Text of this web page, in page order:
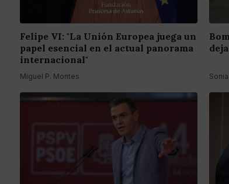
Felipe VI: "La Unión Europea juega un
papel esencial en el actual panorama
internacional"
Miguel P. Montes